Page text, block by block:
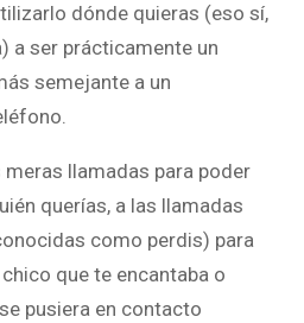
dónde quieras (eso sí,
a ser prácticamente un
semejante a un
llamadas para poder
querías, a las llamadas
como perdis) para
que te encantaba o
pusiera en contacto